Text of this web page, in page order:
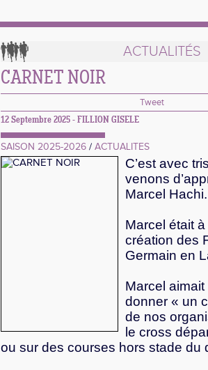
ACTUALITÉS
CARNET NOIR
Tweet
12 Septembre 2025 - FILLION GISELE
SAISON 2025-2026 / ACTUALITES
C’est avec
venons
Marcel Hachi.
Marcel était
création des
Germain en
Marcel
donner « un
de nos
le cross
ou sur des courses hors stade du